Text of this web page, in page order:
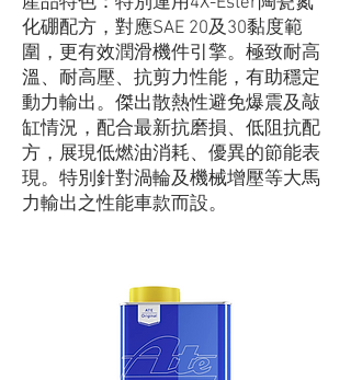
化硼配方，對應SAE 20及30黏度範
圍，更有效潤滑機件引擎。極致耐高
溫、耐高壓、抗剪力性能，有助穩定
動力輸出。傑出散熱性避免爆震及敲
缸情況，配合最新抗磨損、低阻抗配
方，展現低燃油消耗、優異的節能表
現。特別針對渦輪及機械增壓等大馬
力輸出之性能車款而設。